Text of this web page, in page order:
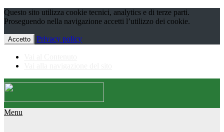
Questo sito utilizza cookie tecnici, analytics e di terze parti.
Proseguendo nella navigazione accetti l’utilizzo dei cookie.
Accetto Privacy policy
Menu